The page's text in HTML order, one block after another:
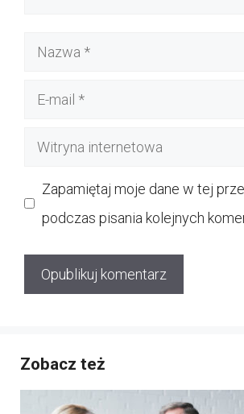
Nazwa
Witryna
Zapamiętaj moje dane w tej
podczas pisania kolejnych
Zobacz też